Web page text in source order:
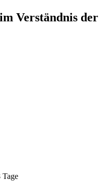
Verständnis der
Tage